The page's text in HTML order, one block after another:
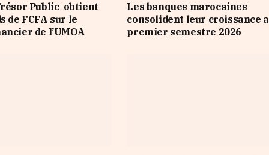
Public obtient
de FCFA sur le
de l’UMOA
Les banques marocaines
consolident leur croissance
premier semestre 2026